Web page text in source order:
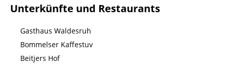
Unterkünfte und Restaurants
Gasthaus Waldesruh
Bommelser Kaffestuv
Beitjers Hof